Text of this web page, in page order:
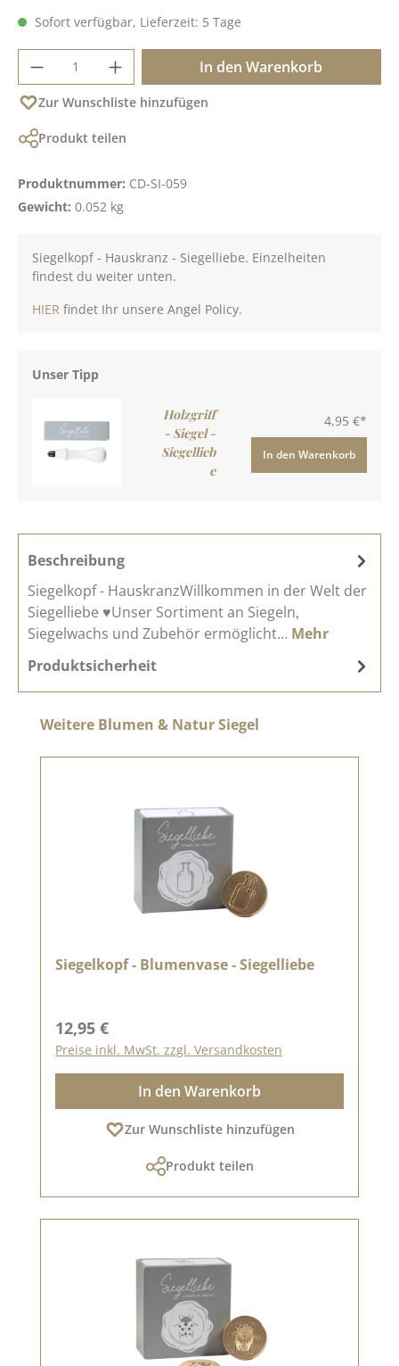
Sofort verfügbar, Lieferzeit: 5 Tage
Produkt Anzahl: Gib den gewünschten
In den Warenkorb
Zur Wunschliste hinzufügen
Produkt teilen
Produktnummer: CD-SI-059
Gewicht: 0.052 kg
Siegelkopf - Hauskranz - Siegelliebe. Einzelheiten
findest du weiter unten.
HIER findet Ihr unsere Angel Policy.
Unser Tipp
Holzgriff
- Siegel -
Siegellieb
e
4,95 €*
In den Warenkorb
Beschreibung
Siegelkopf - HauskranzWillkommen in der Welt der
Siegelliebe ♥Unser Sortiment an Siegeln,
Siegelwachs und Zubehör ermöglicht… Mehr
Produktsicherheit
Produktgalerie überspringen
Weitere Blumen & Natur Siegel
Siegelkopf - Blumenvase - Siegelliebe
Regulärer Preis:
12,95 €
Preise inkl. MwSt. zzgl. Versandkosten
In den Warenkorb
Zur Wunschliste hinzufügen
Produkt teilen